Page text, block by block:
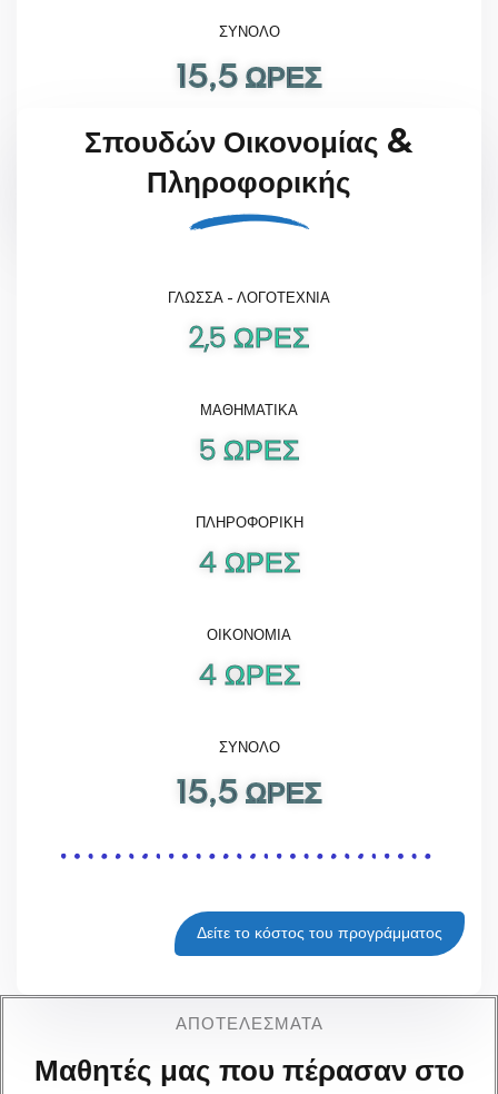
ΣΥΝΟΛΟ
15,5 ΩΡΕΣ
Σπουδών Οικονομίας &
Πληροφορικής
ΓΛΩΣΣΑ - ΛΟΓΟΤΕΧΝΙΑ
2,5 ΩΡΕΣ
ΜΑΘΗΜΑΤΙΚΑ
5 ΩΡΕΣ
ΠΛΗΡΟΦΟΡΙΚΗ
4 ΩΡΕΣ
ΟΙΚΟΝΟΜΙΑ
4 ΩΡΕΣ
ΣΥΝΟΛΟ
15,5 ΩΡΕΣ
Δείτε το κόστος του προγράμματος
ΑΠΟΤΕΛΈΣΜΑΤΑ
Μαθητές μας που πέρασαν στο